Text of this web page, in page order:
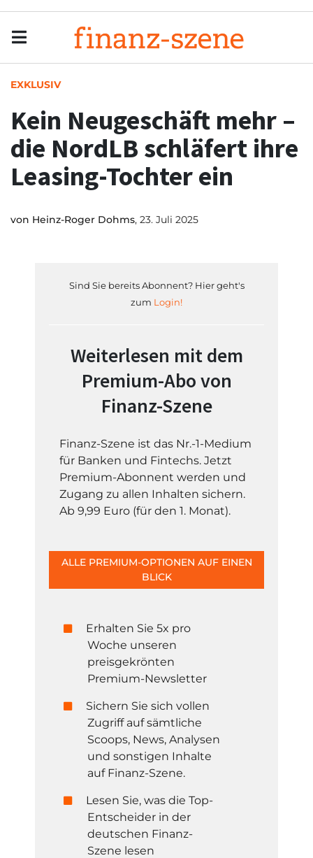
EXKLUSIV
Kein Neugeschäft mehr –
die NordLB schläfert ihre
Leasing-Tochter ein
von Heinz-Roger Dohms, 23. Juli 2025
Sind Sie bereits Abonnent? Hier geht's
zum Login!
Weiterlesen mit dem
Premium-Abo von
Finanz-Szene
Finanz-Szene ist das Nr.-1-Medium
für Banken und Fintechs. Jetzt
Premium-Abonnent werden und
Zugang zu allen Inhalten sichern.
Ab 9,99 Euro (für den 1. Monat).
ALLE PREMIUM-OPTIONEN AUF EINEN
BLICK
Erhalten Sie 5x pro
Woche unseren
preisgekrönten
Premium-Newsletter
Sichern Sie sich vollen
Zugriff auf sämtliche
Scoops, News, Analysen
und sonstigen Inhalte
auf Finanz-Szene.
Lesen Sie, was die Top-
Entscheider in der
deutschen Finanz-
Szene lesen